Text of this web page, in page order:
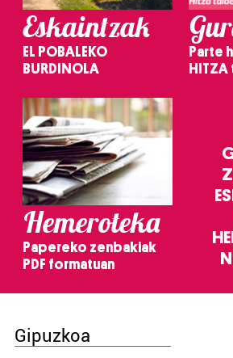
Eskaintzak
EL POBALEKO
BURDINOLA
Parte
Hemeroteka
Papereko zenbakiak
PDF formatuan
Gipuzkoa